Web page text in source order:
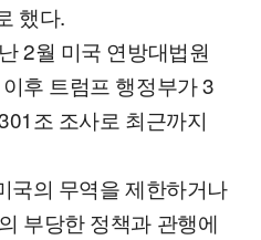
했다.
2월 미국 연방대법원
후 트럼프 행정부가 3
조 조사로 최근까지
국의 무역을 제한하거나
부당한 정책과 관행에